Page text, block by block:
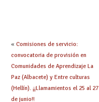
« Comisiones de servicio:
convocatoria de provisión en
Comunidades de Aprendizaje La
Paz (Albacete) y Entre culturas
(Hellín). ¡¡Llamamientos el 25 al 27
de junio!!